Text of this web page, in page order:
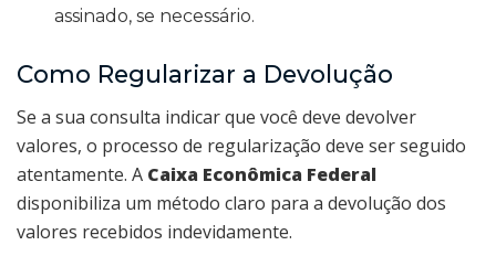
assinado, se necessário.
Como Regularizar a Devolução
Se a sua consulta indicar que você deve devolver
valores, o processo de regularização deve ser seguido
atentamente. A Caixa Econômica Federal
disponibiliza um método claro para a devolução dos
valores recebidos indevidamente.